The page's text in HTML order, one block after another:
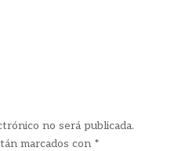
no será publicada.
marcados con *